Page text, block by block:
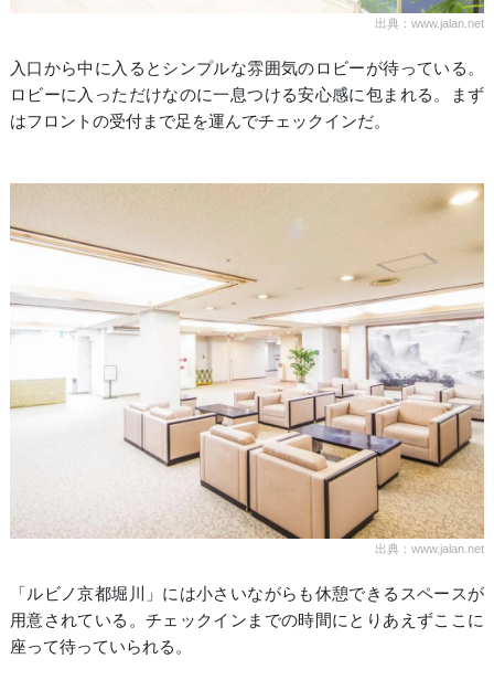
出典：www.jalan.net
入口から中に入るとシンプルな雰囲気のロビーが待っている。
ロビーに入っただけなのに一息つける安心感に包まれる。まず
はフロントの受付まで足を運んでチェックインだ。
出典：www.jalan.net
「ルビノ京都堀川」には小さいながらも休憩できるスペースが
用意されている。チェックインまでの時間にとりあえずここに
座って待っていられる。